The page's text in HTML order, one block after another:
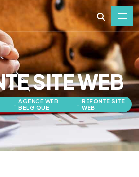
SITE WEB
- AGENCE WEB
BELGIQUE
- REFONTE SITE
WEB